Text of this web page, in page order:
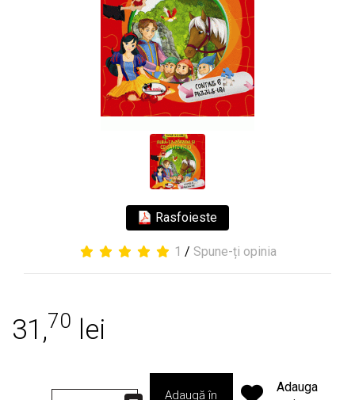
Rasfoieste
1 / Spune-ți opinia
31,70 lei
Adaugă în
Adauga